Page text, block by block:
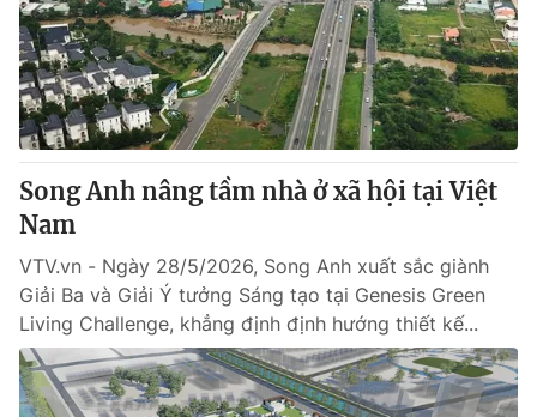
Song Anh nâng tầm nhà ở xã hội tại Việt
Nam
VTV.vn - Ngày 28/5/2026, Song Anh xuất sắc giành
Giải Ba và Giải Ý tưởng Sáng tạo tại Genesis Green
Living Challenge, khẳng định định hướng thiết kế...